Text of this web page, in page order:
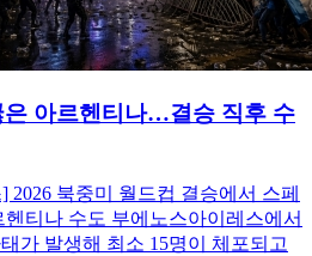
은 아르헨티나…결승 직후 수
2026 북중미 월드컵 결승에서 스페
티나 수도 부에노스아이레스에서
가 발생해 최소 15명이 체포되고